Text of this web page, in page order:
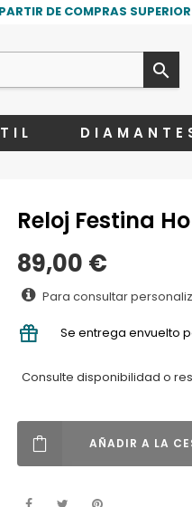
DE COMPRAS
search
Reloj Festina
89,00 €
Para consultar
Se entrega envuelto
Consulte disponibilidad o
AÑADIR A LA